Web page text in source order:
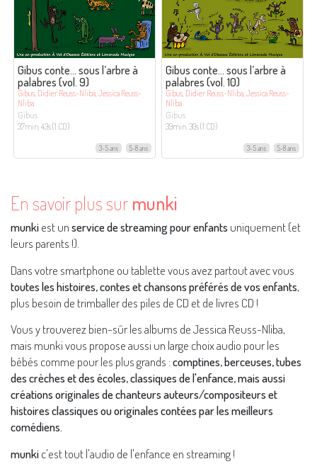
Gibus conte… sous l’arbre à
palabres (vol. 9)
Gibus, Didier Reuss-Nliba, Jessica Reuss-
Nliba
Gibus
37min. 43s (1 CD)
3-5 ans 5-8 ans
Gibus conte… sous l’arbre à
palabres (vol. 10)
Gibus, Didier Reuss-Nliba, Jessica Reuss-
Nliba
Gibus
39min. 30s (1 CD)
3-5 ans 5-8 ans
En savoir plus sur munki
munkiest unservice de streaming pour enfants uniquement (et
leurs parents !).
Dans votre smartphone ou tablette vous avez partout avec vous
toutes les histoires, contes et chansons préférés de vos enfants,
plus besoin de trimballer des piles de CD et de livres CD !
Vous y trouverez bien-sûr les albums de Jessica Reuss-Nliba,
mais munki vous propose aussi un large choix audio pour les
bébés comme pour les plus grands :comptines, berceuses, tubes
des crèches et des écoles, classiques de l'enfance, mais aussi
créations originales de chanteurs auteurs/compositeurs et
histoires classiques ou originales contées par les meilleurs
comédiens.
munkic'est tout l'audio de l'enfance en streaming !